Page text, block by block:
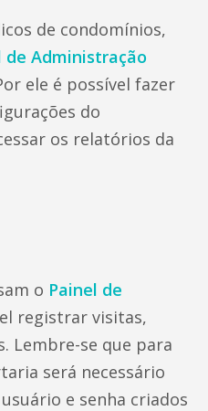
de condomínios,
de Administração
ele é possível fazer
do
os relatórios da
o Painel de
registrar visitas,
Lembre-se que para
será necessário
e senha criados